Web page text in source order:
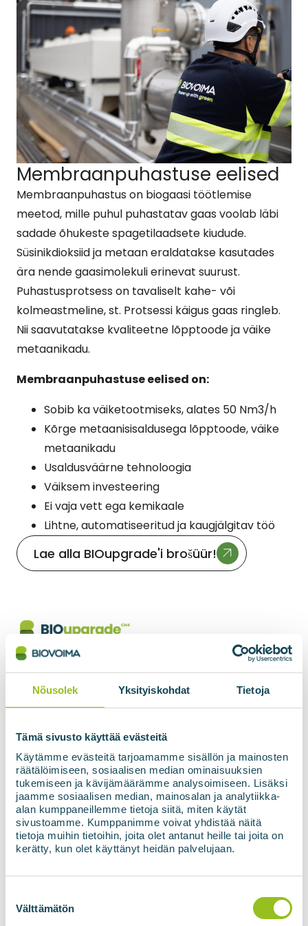
Nõusolek Yksityiskohdat Tietoja
Tämä sivusto käyttää evästeitä
Käytämme evästeitä tarjoamamme sisällön ja mainosten
räätälöimiseen, sosiaalisen median ominaisuuksien
tukemiseen ja kävijämäärämme analysoimiseen. Lisäksi
jaamme sosiaalisen median, mainosalan ja analytiikka-
alan kumppaneillemme tietoja siitä, miten käytät
sivustoamme. Kumppanimme voivat yhdistää näitä
tietoja muihin tietoihin, joita olet antanut heille tai joita on
kerätty, kun olet käyttänyt heidän palvelujaan.
valinta
Välttämätön
Membraanpuhastuse eelised
Membraanpuhastus on biogaasi töötlemise
meetod, mille puhul puhastatav gaas voolab läbi
sadade õhukeste spagetilaadsete kiudude.
Süsinikdioksiid ja metaan eraldatakse kasutades
ära nende gaasimolekuli erinevat suurust.
Puhastusprotsess on tavaliselt kahe- või
kolmeastmeline, st. Protsessi käigus gaas ringleb.
Nii saavutatakse kvaliteetne lõpptoode ja väike
metaanikadu.
Membraanpuhastuse eelised on:
Sobib ka väiketootmiseks, alates 50 Nm3/h
Kõrge metaanisisaldusega lõpptoode, väike
metaanikadu
Usaldusväärne tehnoloogia
Väiksem investeering
Ei vaja vett ega kemikaale
Lihtne, automatiseeritud ja kaugjälgitav töö
Lae alla BIOupgrade'i brošüür!
Membraanpuhastus
võimaldab paindlikku
tootmist
Biovoima BIOupgrade gaasipuhastus on
automatiseeritud, kergesti jälgitav ja kaugjuhitav
üksus, mis kasutab maailma juhtiva membraanide
tootja Air Products'i membraantehnoloogiat.
BIOupgrade võimaldab efektiivset gaasitöötlust
metaanikontsentratsioonini üle 99%.
Membraanpuhastus on biogaasi töötlemise
Süsinikdioksiid ja metaan eraldatakse kasutades